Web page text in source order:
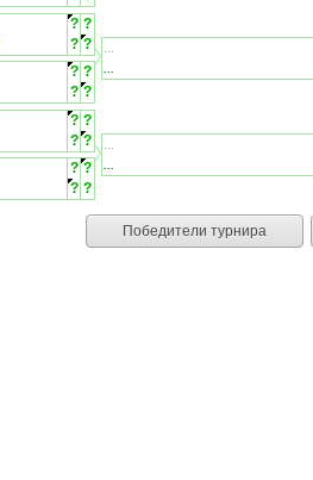
? ?
? ?
? ?
? ?
...
...
? ?
? ?
? ?
? ?
...
...
Победители турнира